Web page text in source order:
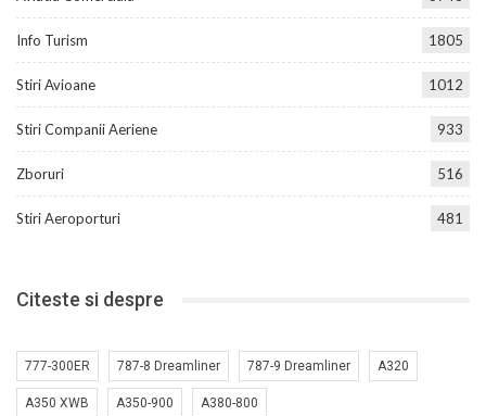
Info Turism 1805
Stiri Avioane 1012
Stiri Companii Aeriene 933
Zboruri 516
Stiri Aeroporturi 481
Citeste si despre
777-300ER 787-8 Dreamliner 787-9 Dreamliner A320
A350 XWB A350-900 A380-800